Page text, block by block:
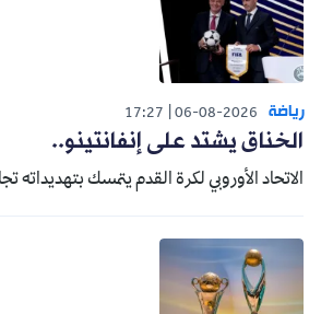
رياضة 06-08-2026
17:27
الخناق يشتد على إنفانتينو..
الاتحاد الأوروبي لكرة القدم يتمسك بتهديداته